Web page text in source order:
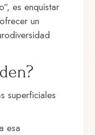
es enquistar
un
superficiales
esa